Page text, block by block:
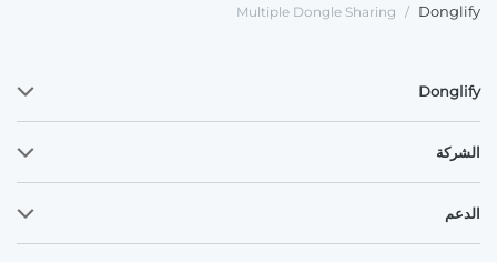
Donglify
/
Multiple Dongle Sharing
Donglify
الشركة
الدعم